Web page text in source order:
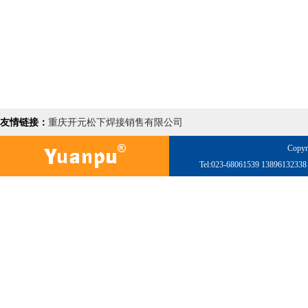
友情链接： 重庆开元松下焊接销售有限公司
Tel:023-68061539